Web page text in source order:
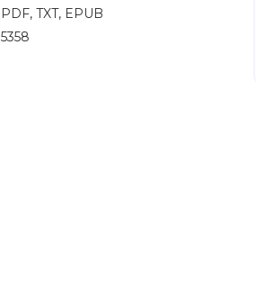
PDF, TXT, EPUB
5358